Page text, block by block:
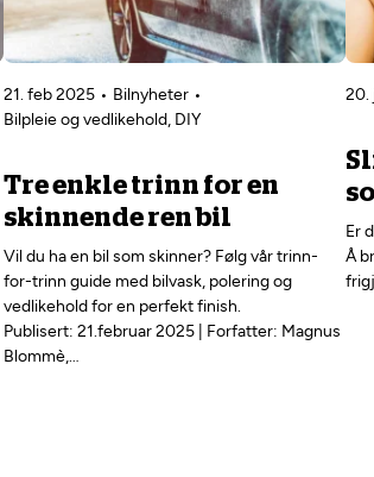
21. feb 2025
Bilnyheter
Bilpleie og vedlikehold, DIY
Tre enkle trinn for en
skinnende ren bil
Vil du ha en bil som skinner? Følg vår trinn-
for-trinn guide med bilvask, polering og
vedlikehold for en perfekt finish.
Publisert: 21.februar 2025 | Forfatter: Magnus
Blommè,…
20.
Er
Å